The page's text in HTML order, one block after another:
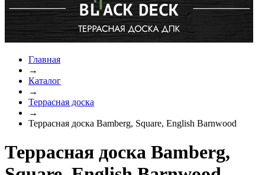
Главная
→
Каталог
→
Террасная доска
→
Террасная доска Bamberg, Square, English Barnwood
Террасная доска Bamberg,